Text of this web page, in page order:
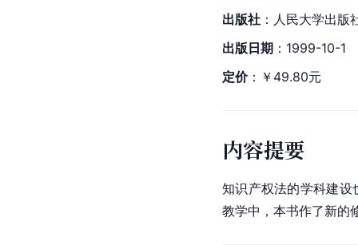
出版社 ：人民大学出版
出版日期 ：1999-10-1
定价：￥49.80元
内容提要
知识产权法的学科建设
教学中，本书作了新的